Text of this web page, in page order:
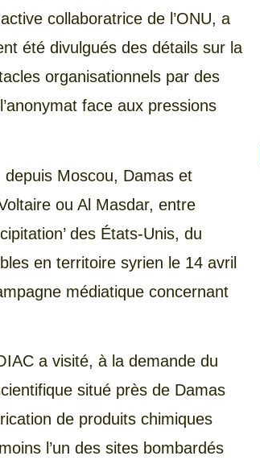
collaboratrice de l’ONU, a
été divulgués des détails sur la
organisationnels par des
face aux pressions
Moscou, Damas et
ou Al Masdar, entre
des États-Unis, du
en territoire syrien le 14 avril
médiatique concernant
a visité, à la demande du
situé près de Damas
de produits chimiques
l’un des sites bombardés